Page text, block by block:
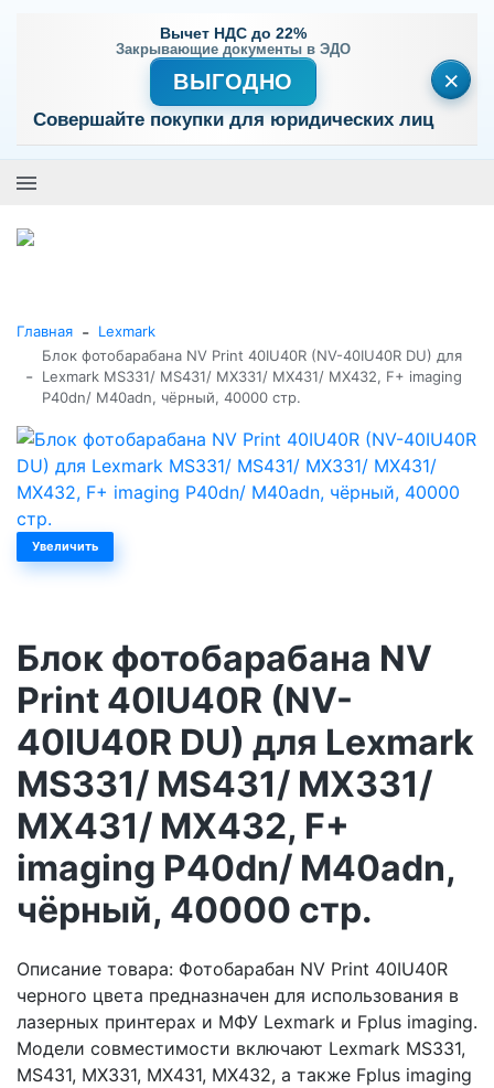
Вычет НДС до 22%
Закрывающие документы в ЭДО
ВЫГОДНО
Совершайте покупки для юридических лиц
×
Главная - Lexmark
-
Блок фотобарабана NV Print 40IU40R (NV-40IU40R DU) для
Lexmark MS331/ MS431/ MX331/ MX431/ MX432, F+ imaging
P40dn/ M40adn, чёрный, 40000 стр.
Увеличить
Блок фотобарабана NV
Print 40IU40R (NV-
40IU40R DU) для Lexmark
MS331/ MS431/ MX331/
MX431/ MX432, F+
imaging P40dn/ M40adn,
чёрный, 40000 стр.
Описание товара: Фотобарабан NV Print 40IU40R
черного цвета предназначен для использования в
лазерных принтерах и МФУ Lexmark и Fplus imaging.
Модели совместимости включают Lexmark MS331,
MS431, MX331, MX431, MX432, а также Fplus imaging